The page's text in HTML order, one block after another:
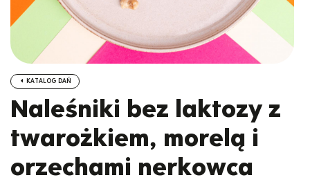
KATALOG DAŃ
Naleśniki bez laktozy z
twarożkiem, morelą i
orzechami nerkowca